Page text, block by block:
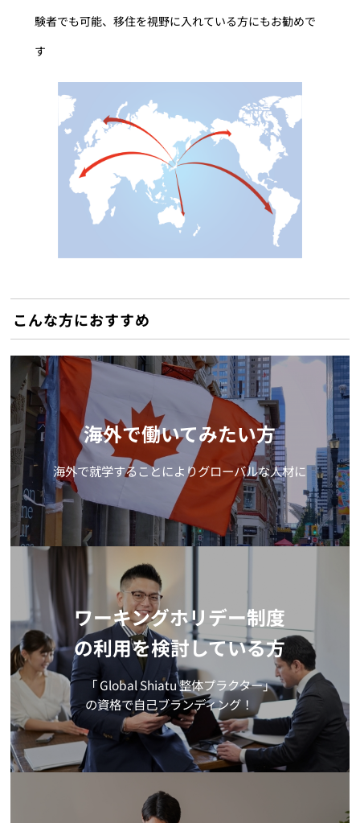
験者でも可能、移住を視野に入れている方にもお勧めで
す
こんな方におすすめ
海外で働いてみたい方
海外で就学することによりグローバルな人材に
ワーキングホリデー制度
の利用を検討している方
「 Global Shiatu 整体プラクター」
の資格で自己ブランディング！